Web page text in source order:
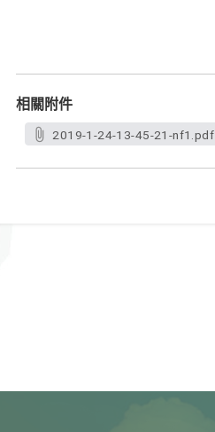
相關附件
2019-1-24-13-45-21-nf1.pdf